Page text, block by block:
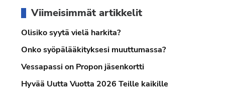
sivupalkki
Viimeisimmät artikkelit
Olisiko syytä vielä harkita?
Onko syöpälääkityksesi muuttumassa?
Vessapassi on Propon jäsenkortti
Hyvää Uutta Vuotta 2026 Teille kaikille